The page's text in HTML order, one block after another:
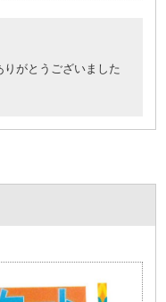
がとうございました